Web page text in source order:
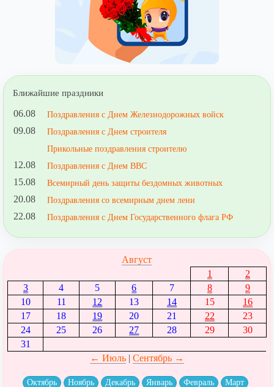
Ближайшие праздники
06.08 Поздравления с Днем Железнодорожных войск
09.08
Поздравления с Днем строителя
Прикольные поздравления строителю
12.08 Поздравления с Днем ВВС
15.08 Всемирный день защиты бездомных животных
20.08 Поздравления со всемирным днем лени
22.08 Поздравления с Днем Государственного флага РФ
Август
1
2
3
4 5 6 7 8
9
10
11 12 13 14 15
16
17
18 19 20 21 22
23
24
25 26 27 28 29
30
31
← Июль| Сентябрь →
Октябрь Ноябрь Декабрь Январь Февраль Март